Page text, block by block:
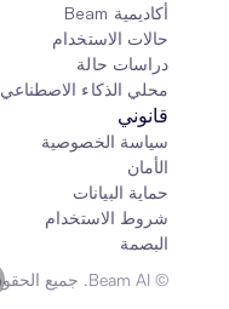
أكاديمية Beam
حالات الاستخدام
دراسات حالة
محلي الذكاء الاصطناعي
قانوني
سياسة الخصوصية
الأمان
حماية البيانات
شروط الاستخدام
البصمة
© Beam AI. جميع الحقوق محفوظة 2026